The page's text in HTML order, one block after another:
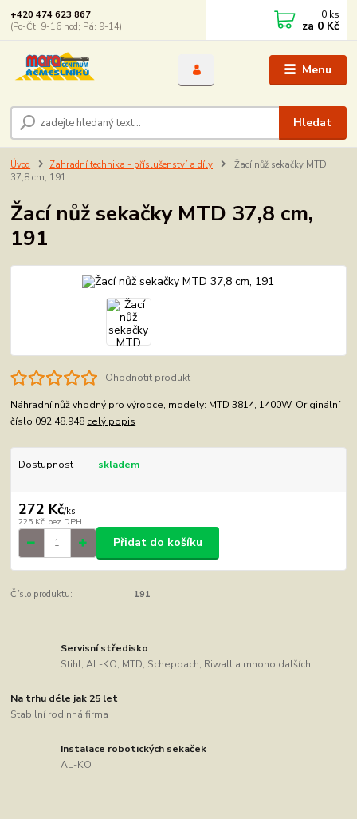
Menu
Hledat
+420 474 623 867
(Po-Čt: 9-16 hod; Pá: 9-14)
0 ks
za 0 Kč
Úvod Zahradní technika - příslušenství a díly
Žací nůž sekačky MTD
37,8 cm, 191
Žací nůž sekačky MTD 37,8 cm,
191
Ohodnotit produkt
Náhradní nůž vhodný pro výrobce, modely: MTD 3814, 1400W. Originální
číslo 092.48.948 celý popis
Dostupnost skladem
272 Kč/ks
225 Kč bez DPH
Přidat do košíku
Číslo produktu: 191
Servisní středisko
Stihl, AL-KO, MTD, Scheppach, Riwall a mnoho dalších
Na trhu déle jak 25 let
Stabilní rodinná firma
Instalace robotických sekaček
AL-KO